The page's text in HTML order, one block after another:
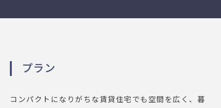
プラン
コンパクトになりがちな賃貸住宅でも空間を広く、暮